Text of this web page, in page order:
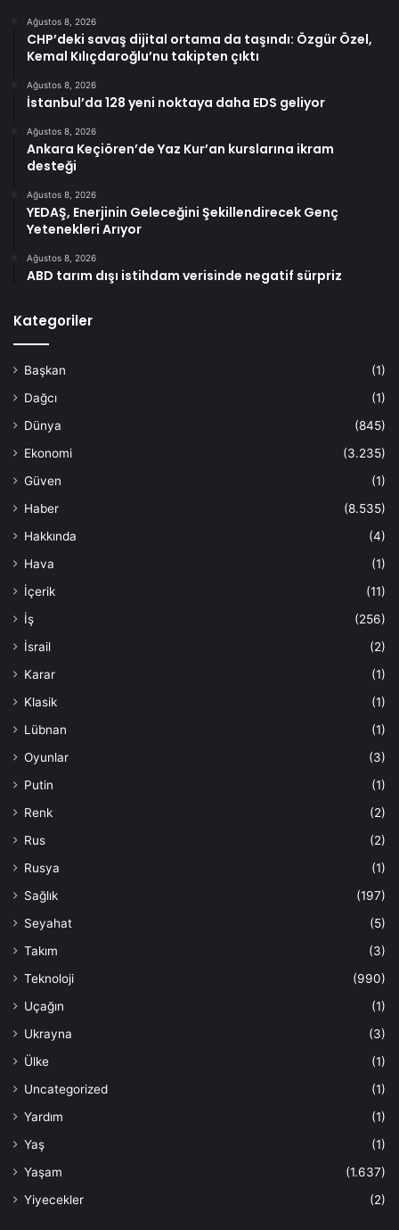
Ağustos 8, 2026
CHP’deki savaş dijital ortama da taşındı: Özgür Özel,
Kemal Kılıçdaroğlu’nu takipten çıktı
Ağustos 8, 2026
İstanbul’da 128 yeni noktaya daha EDS geliyor
Ağustos 8, 2026
Ankara Keçiören’de Yaz Kur’an kurslarına ikram
desteği
Ağustos 8, 2026
YEDAŞ, Enerjinin Geleceğini Şekillendirecek Genç
Yetenekleri Arıyor
Ağustos 8, 2026
ABD tarım dışı istihdam verisinde negatif sürpriz
Kategoriler
Başkan
(1)
Dağcı
(1)
Dünya
(845)
Ekonomi
(3.235)
Güven
(1)
Haber
(8.535)
Hakkında
(4)
Hava
(1)
İçerik
(11)
İş
(256)
İsrail
(2)
Karar
(1)
Klasik
(1)
Lübnan
(1)
Oyunlar
(3)
Putin
(1)
Renk
(2)
Rus
(2)
Rusya
(1)
Sağlık
(197)
Seyahat
(5)
Takım
(3)
Teknoloji
(990)
Uçağın
(1)
Ukrayna
(3)
Ülke
(1)
Uncategorized
(1)
Yardım
(1)
Yaş
(1)
Yaşam
(1.637)
Yiyecekler
(2)